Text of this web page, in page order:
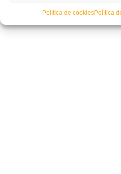
Política de cookiesPolítica